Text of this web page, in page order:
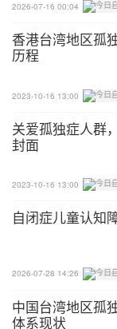
✔难以组织想法
出来
✔难以管理好自
✔难以管理自己
当你发现孩子
师（OT)的协助
2026-07-16 00:04
香港台湾地区孤
历程
2023-10-16 13:00
关爱孤独症人群
封面
2023-10-16 13:00
自闭症儿童认知
2026-07-28 14:26
中国台湾地区孤
体系现状